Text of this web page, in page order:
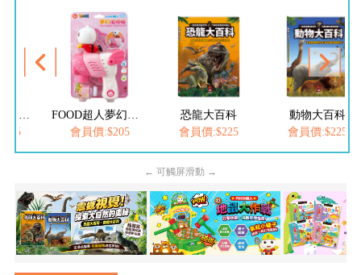
會員價:$205
恐龍大百科
會員價:$225
動物大百科
會員價:$225
← 可觸屏滑動 →